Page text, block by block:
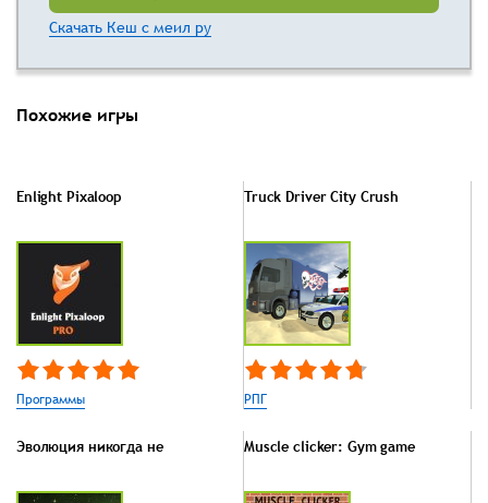
Скачать Кеш с меил ру
Похожие игры
Enlight Pixaloop
Программы
Truck Driver City Crush
РПГ
Эволюция никогда не Muscle clicker: Gym game